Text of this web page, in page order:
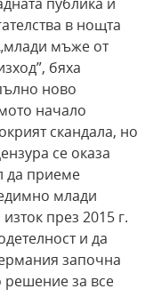
публика и
в нощта
мъже от
бяха
ново
начало
скандала, но
се оказа
да приеме
млади
през 2015 г.
и да
започна
решение за все